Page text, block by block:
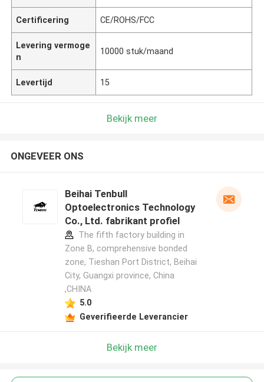
Certificering CE/ROHS/FCC
Levering vermoge
n
10000 stuk/maand
Levertijd 15
Bekijk meer
ONGEVEER ONS
Beihai Tenbull
Optoelectronics Technology
Co., Ltd. fabrikant profiel
The fifth factory building in
Zone B, comprehensive bonded
zone, Tieshan Port District, Beihai
City, Guangxi province, China
,CHINA
5.0
Geverifieerde Leverancier
Bekijk meer